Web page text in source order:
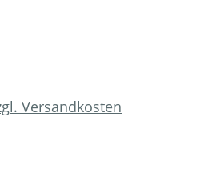
Versandkosten